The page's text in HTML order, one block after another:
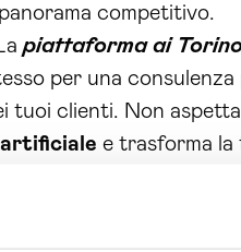
competitivo.
piattaforma ai
per una
tuoi clienti. Non
e trasforma la